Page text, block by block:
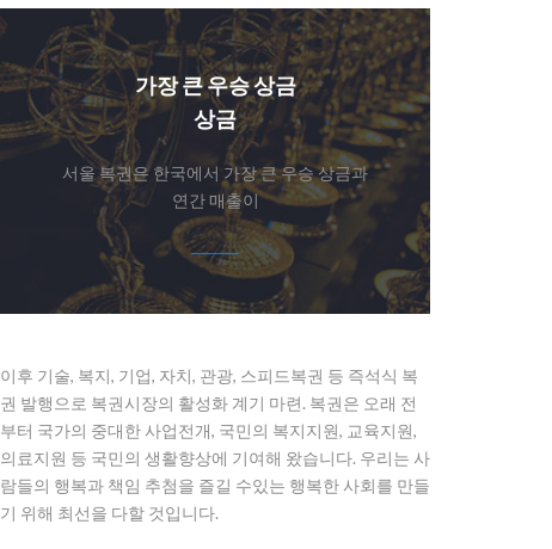
가장 큰 우승 상금
상금
서울 복권은 한국에서 가장 큰 우승 상금과
연간 매출이
이후 기술, 복지, 기업, 자치, 관광, 스피드복권 등 즉석식 복
권 발행으로 복권시장의 활성화 계기 마련. 복권은 오래 전
부터 국가의 중대한 사업전개, 국민의 복지지원, 교육지원,
의료지원 등 국민의 생활향상에 기여해 왔습니다. 우리는 사
람들의 행복과 책임 추첨을 즐길 수있는 행복한 사회를 만들
기 위해 최선을 다할 것입니다.